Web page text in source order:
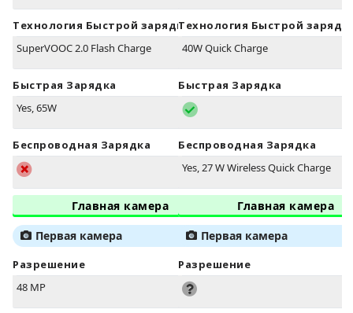
Технология Быстрой зарядки
SuperVOOC 2.0 Flash Charge
Быстрая Зарядка
Yes, 65W
Беспроводная Зарядка
Главная камера
Первая камера
Разрешение
48 MP
Технология Быстрой
40W Quick Charge
Быстрая Зарядка
Беспроводная Зарядка
Yes, 27 W Wireless Quick Charge
Главная камера
Первая камера
Разрешение